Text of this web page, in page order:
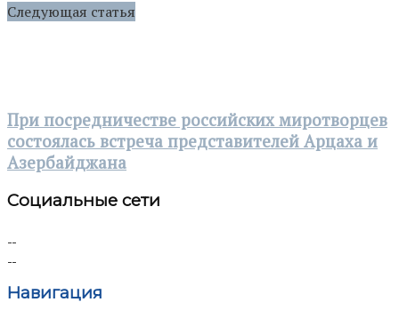
Следующая статья
При посредничестве российских миротворцев
состоялась встреча представителей Арцаха и
Азербайджана
Социальные сети
Навигация